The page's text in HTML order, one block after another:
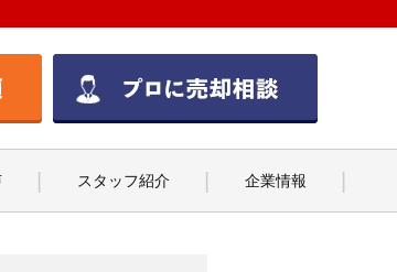
スタッフ紹介 企業情報